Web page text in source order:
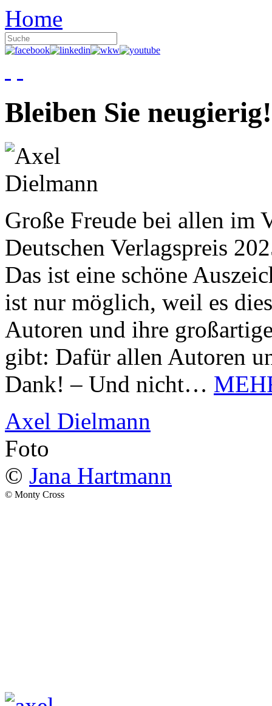
Home
Bleiben Sie neugierig!
Große Freude bei allen im
Deutschen Verlagspreis
Das ist eine schöne
ist nur möglich, weil es
Autoren und ihre
gibt: Dafür allen Autoren
Dank! – Und nicht…
Axel Dielmann
Foto
© Jana Hartmann
© Monty Cross